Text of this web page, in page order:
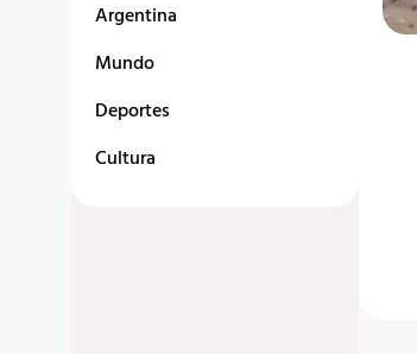
Argentina
Mundo
Deportes
Cultura